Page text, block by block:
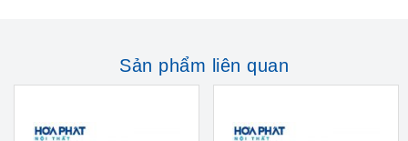
Sản phẩm liên quan